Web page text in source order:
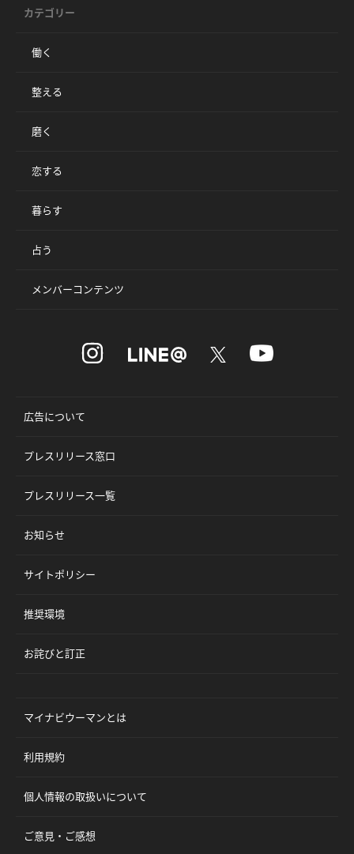
カテゴリー
働く
整える
磨く
恋する
暮らす
占う
メンバーコンテンツ
広告について
プレスリリース窓口
プレスリリース一覧
お知らせ
サイトポリシー
推奨環境
お詫びと訂正
マイナビウーマンとは
利用規約
個人情報の取扱いについて
ご意見・ご感想